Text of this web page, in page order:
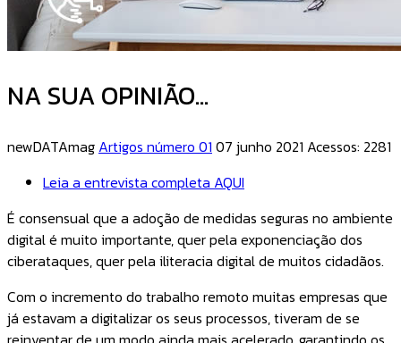
NA SUA OPINIÃO...
newDATAmag Artigos número 01 07 junho 2021 Acessos: 2281
Leia a entrevista completa AQUI
É consensual que a adoção de medidas seguras no ambiente
digital é muito importante, quer pela exponenciação dos
ciberataques, quer pela iliteracia digital de muitos cidadãos.
Com o incremento do trabalho remoto muitas empresas que
já estavam a digitalizar os seus processos, tiveram de se